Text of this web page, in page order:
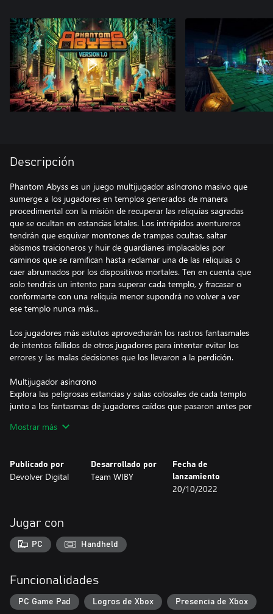
Descripción
Phantom Abyss es un juego multijugador asíncrono masivo que
sumerge a los jugadores en templos generados de manera
procedimental con la misión de recuperar las reliquias sagradas
que se ocultan en estancias letales. Los intrépidos aventureros
tendrán que esquivar montones de trampas ocultas, saltar
abismos traicioneros y huir de guardianes implacables por
caminos que se ramifican hasta reclamar una de las reliquias o
caer abrumados por los dispositivos mortales. Ten en cuenta que
solo tendrás un intento para superar cada templo, y fracasar o
conformarte con una reliquia menor supondrá no volver a ver
ese templo nunca más...
Los jugadores más astutos aprovecharán los rastros fantasmales
de intentos fallidos de otros jugadores para intentar evitar los
errores y las malas decisiones que los llevaron a la perdición.
Multijugador asíncrono
Explora las peligrosas estancias y salas colosales de cada templo
junto a los fantasmas de jugadores caídos que pasaron antes por
de lo que ellos podían esperar.
A medida que los aventureros se adentran más en un templo,
pueden hacer ofrendas en los altares con los tesoros conseguidos
para obtener una nueva bendición durante el resto de la
a los dioses y obtener un salto doble, planear, deslizarte más
lejos, protegerte del daño y mucho más.
Látigos desbloqueables
de tu colección antes de embarcarte en la próxima incursión.
Mostrar más
Publicado por
Devolver Digital
Desarrollado por
Team WIBY
Fecha de
lanzamiento
20/10/2022
Jugar con
PC Handheld
Funcionalidades
PC Game Pad Logros de Xbox Presencia de Xbox